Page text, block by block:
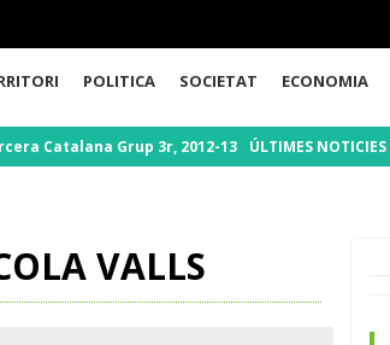
POLITICA SOCIETAT ECONOMIA
Catalana Grup 3r, 2012-13 ÚLTIMES NOTICIES
VALLS